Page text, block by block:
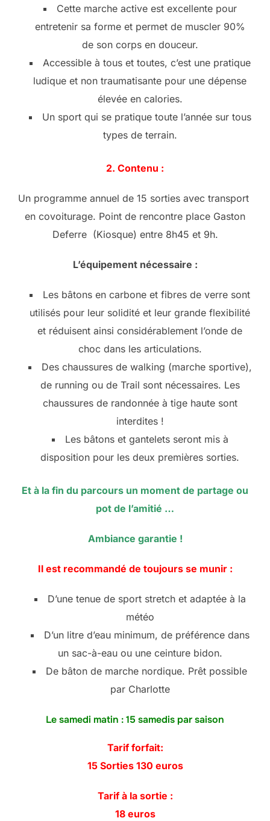
Cette marche active est excellente pour
entretenir sa forme et permet de muscler 90%
de son corps en douceur.
Accessible à tous et toutes, c’est une pratique
ludique et non traumatisante pour une dépense
élevée en calories.
Un sport qui se pratique toute l’année sur tous
types de terrain.
2. Contenu :
Un programme annuel de 15 sorties avec transport
en covoiturage. Point de rencontre place Gaston
Deferre (Kiosque) entre 8h45 et 9h.
L’équipement nécessaire :
Les bâtons en carbone et fibres de verre sont
utilisés pour leur solidité et leur grande flexibilité
et réduisent ainsi considérablement l’onde de
choc dans les articulations.
Des chaussures de walking (marche sportive),
de running ou de Trail sont nécessaires. Les
chaussures de randonnée à tige haute sont
interdites !
Les bâtons et gantelets seront mis à
disposition pour les deux premières sorties.
Et à la fin du parcours un moment de partage ou
pot de l’amitié …
Ambiance garantie !
Il est recommandé de toujours se munir :
D’une tenue de sport stretch et adaptée à la
météo
D’un litre d’eau minimum, de préférence dans
un sac-à-eau ou une ceinture bidon.
De bâton de marche nordique. Prêt possible
par Charlotte
Le samedi matin : 15 samedis par saison
Tarif forfait:
15 Sorties 130 euros
Tarif à la sortie :
18 euros